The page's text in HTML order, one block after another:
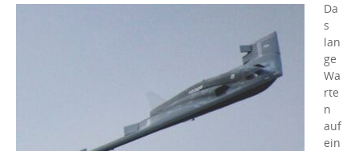
Da
s
lan
ge
Wa
rte
n
auf
ein